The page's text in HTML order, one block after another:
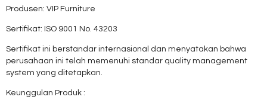
Produsen: VIP Furniture
Sertifikat: ISO 9001 No. 43203
Sertifikat ini berstandar internasional dan menyatakan bahwa
perusahaan ini telah memenuhi standar quality management
system yang ditetapkan.
Keunggulan Produk :